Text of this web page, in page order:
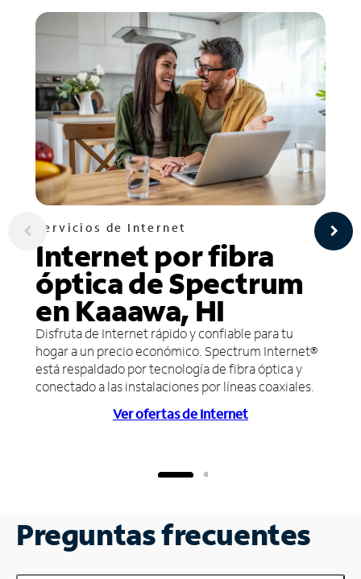
Servicios de Internet
Internet por fibra
óptica de Spectrum
en Kaaawa, HI
Disfruta de Internet rápido y confiable para tu
hogar a un precio económico. Spectrum Internet®
está respaldado por tecnología de fibra óptica y
conectado a las instalaciones por líneas coaxiales.
Ver ofertas de Internet
Preguntas frecuentes